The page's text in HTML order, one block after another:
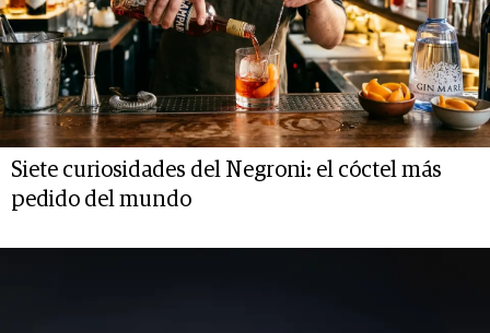
Siete curiosidades del Negroni: el cóctel más
pedido del mundo